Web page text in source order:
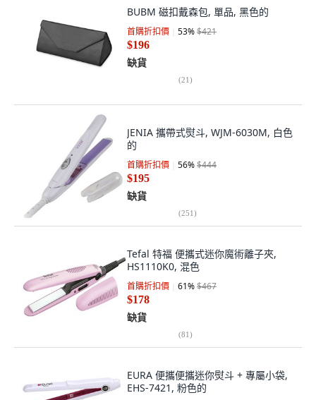
BUBM 磁扣戴森包, 單品, 黑色的
首購折扣價 53%$421
$196
缺貨
(21)
JENIA 攜帶式熨斗, WJM-6030M, 白色
的
首購折扣價 56%$444
$195
缺貨
(251)
Tefal 特福 便攜式迷你魔術離子夾,
HS1110K0, 混色
首購折扣價 61%$467
$178
缺貨
(81)
EURA 便攜便攜迷你熨斗 + 專屬小袋,
EHS-7421, 粉色的